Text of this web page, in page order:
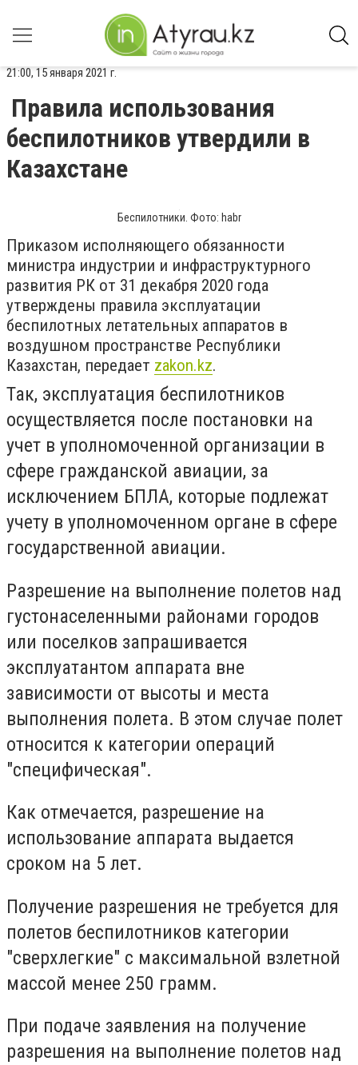
21:00, 15 января 2021 г.
Правила использования
беспилотников утвердили в
Казахстане
Беспилотники. Фото: habr
Приказом исполняющего обязанности
министра индустрии и инфраструктурного
развития РК от 31 декабря 2020 года
утверждены правила эксплуатации
беспилотных летательных аппаратов в
воздушном пространстве Республики
Казахстан, передает zakon.kz.
Так, эксплуатация беспилотников
осуществляется после постановки на
учет в уполномоченной организации в
сфере гражданской авиации, за
исключением БПЛА, которые подлежат
учету в уполномоченном органе в сфере
государственной авиации.
Разрешение на выполнение полетов над
густонаселенными районами городов
или поселков запрашивается
эксплуатантом аппарата вне
зависимости от высоты и места
выполнения полета. В этом случае полет
относится к категории операций
"специфическая".
Как отмечается, разрешение на
использование аппарата выдается
сроком на 5 лет.
Получение разрешения не требуется для
полетов беспилотников категории
"сверхлегкие" с максимальной взлетной
массой менее 250 грамм.
При подаче заявления на получение
разрешения на выполнение полетов над